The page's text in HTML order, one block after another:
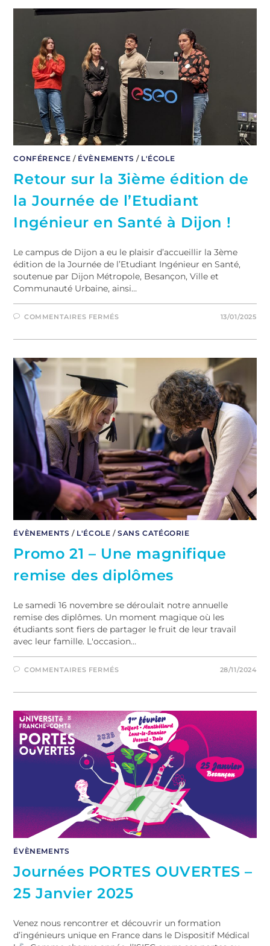
CONFÉRENCE / ÉVÈNEMENTS / L'ÉCOLE
Retour sur la 3ième édition de
la Journée de l’Etudiant
Ingénieur en Santé à Dijon !
Le campus de Dijon a eu le plaisir d’accueillir la 3ème
édition de la Journée de l’Etudiant Ingénieur en Santé,
soutenue par Dijon Métropole, Besançon, Ville et
Communauté Urbaine, ainsi…
COMMENTAIRES FERMÉS 13/01/2025
ÉVÈNEMENTS / L'ÉCOLE /SANS CATÉGORIE
Promo 21 – Une magnifique
remise des diplômes
Le samedi 16 novembre se déroulait notre annuelle
remise des diplômes. Un moment magique où les
étudiants sont fiers de partager le fruit de leur travail
avec leur famille. L'occasion…
COMMENTAIRES FERMÉS 28/11/2024
ÉVÈNEMENTS
Journées PORTES OUVERTES –
25 Janvier 2025
Venez nous rencontrer et découvrir un formation
d’ingénieurs unique en France dans le Dispositif Médical